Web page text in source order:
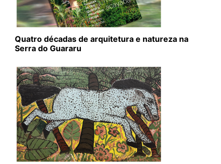
Quatro décadas de arquitetura e natureza na
Serra do Guararu